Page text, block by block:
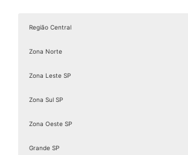
Região Central
Zona Norte
Zona Leste SP
Zona Sul SP
Zona Oeste SP
Grande SP